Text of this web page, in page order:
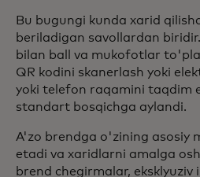
Bu bugungi kunda xarid
beriladigan savollardan
bilan ball va mukofotlar
QR kodini skanerlash yoki
yoki telefon raqamini taqdim
standart bosqichga aylandi.
A'zo brendga o'zining asosiy
etadi va xaridlarni amalga
brend chegirmalar, eksklyuziv